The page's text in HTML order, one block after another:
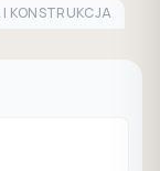
KONSTRUKCJA